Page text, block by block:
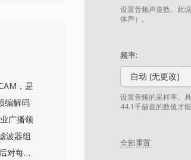
设置音频声道数。此
体声）。
频率:
自动 (无更改)
设置音频的采样率。
44.1千赫兹的数值才
全部重置
及与
，是
编解码
广播领
波器组
对每个